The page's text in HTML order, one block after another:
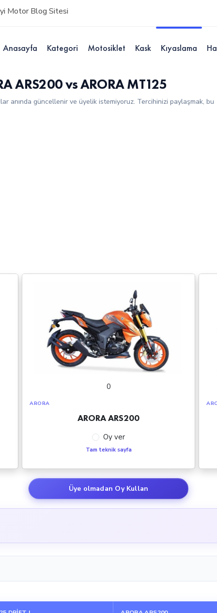
Motor Blog Sitesi
Anasayfa Kategori Motosiklet Kask Kıyaslama
ARS200 vs ARORA MT125
anında güncellenir ve üyelik istemiyoruz. Tercihinizi paylaşmak, bu
0
ARORA
ARORA ARS200
Oy ver
Tam teknik sayfa
Üye olmadan Oy Kullan